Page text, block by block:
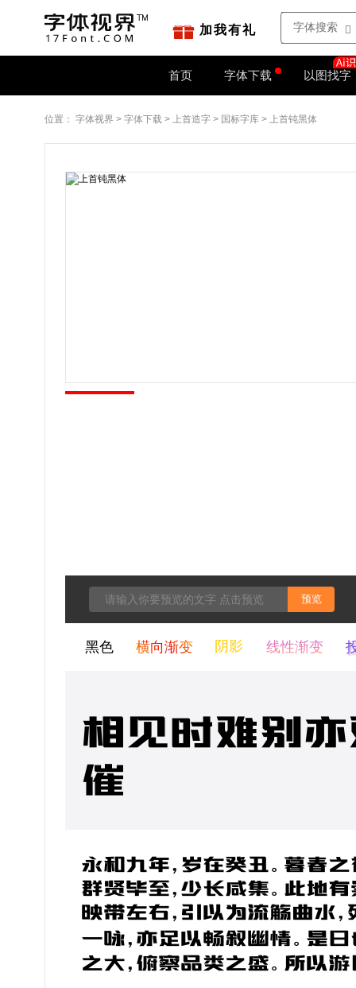
加我有礼
首页 字体下载 以图找字
位置： 字体视界 > 字体下载 > 上首造字 > 国标字库 > 上首钝黑体
预览
黑色 横向渐变 阴影 线性渐变
相见时难别亦
催
永和九年，岁在癸丑。暮春
群贤毕至，少长咸集。此地
映带左右,引以为流觞曲水，
一咏，亦足以畅叙幽情。是
之大，俯察品类之盛。所以